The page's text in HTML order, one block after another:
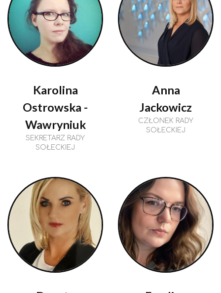
Karolina
Ostrowska -
Wawryniuk
SEKRETARZ RADY
SOŁECKIEJ
Anna
Jackowicz
CZŁONEK RADY
SOŁECKIEJ